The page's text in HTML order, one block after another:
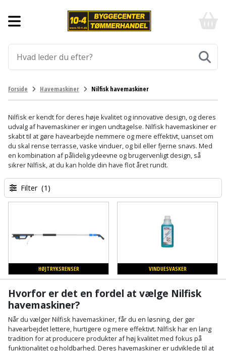
Aluprofiler
Armering
Befæstigelse
Bordplade
Byggeplader
Bygningsbeslag
og
Damp-
og
vindspærre
Dør,
dørgreb
Gulve
Fliser
og
Gulvtilbehør
Gulvunderlag
Gulvvarme
Laminatgulv
Værktøj
Arbejdsbuk
Arbejdsvogn
Bærehåndtag
Båndstrammer
løftebånd
Blindnitter
Brolæggerværktøj
Byggepladshegn
Afkortersav
Afstandsmåler
Arbejdsbord
Arbejdslamper
belysning
Bajonetsav
Bajonetsavklinge
Bånd-
og
Havemaskiner
Brændekløver
Buskrydder
Dykpumpe
Græstrimmer
Hækkeklipper
Havetraktor
Højtryksrenser
Hus,
have
og
fritid
Affugter
og
bålsted
Batterier
Belægningssten
Afdækning
malerarbejde
Gulvplejemidler
Malerværktøj
Maling
VVS
Armatur
vandhaner
Badeværelse
Kloak
Beklædning
Børn
Dame
Herre
Outlet
Tilbudsavis
-
billigt
og
Klik
byg
Forside Havemaskiner Nilfisk havemaskiner
Nilfisk er kendt for deres høje kvalitet og innovative design, og deres
udvalg af havemaskiner er ingen undtagelse. Nilfisk havemaskiner er
skabt til at gøre havearbejde nemmere og mere effektivt, uanset om
du skal rense terrasse, vaske vinduer, og bil eller fjerne snavs. Med
en kombination af pålidelig ydeevne og brugervenligt design, så
sikrer Nilfisk, at du kan holde din have flot året rundt.
Filter (1)
HØJTRYKSRENSER VINDUESVASKER
Hvorfor er det en fordel at vælge Nilfisk
havemaskiner?
Når du vælger Nilfisk havemaskiner, får du en løsning, der gør
havearbejdet lettere, hurtigere og mere effektivt. Nilfisk har en lang
tradition for at producere produkter af høj kvalitet med fokus på
funktionalitet og holdbarhed. Deres havemaskiner er udviklede til at